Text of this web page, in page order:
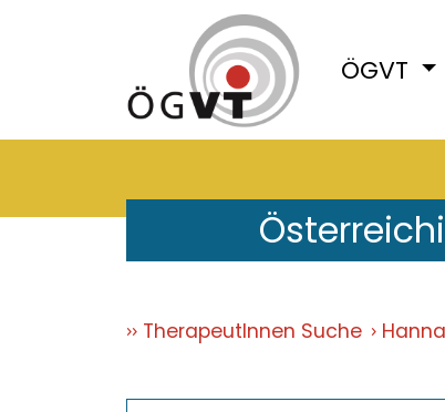
ÖGVT
TherapeutInnen Suche